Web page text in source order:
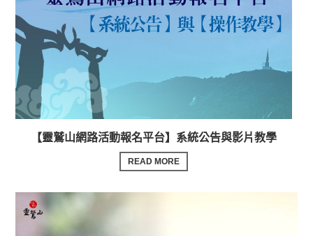
【靈鷲山網路活動報名平台】系統公告與影片教學
READ MORE